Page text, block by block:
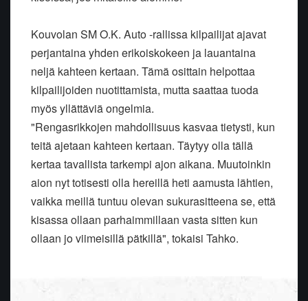
Kouvolan SM O.K. Auto -rallissa kilpailijat ajavat
perjantaina yhden erikoiskokeen ja lauantaina
neljä kahteen kertaan. Tämä osittain helpottaa
kilpailijoiden nuotittamista, mutta saattaa tuoda
myös yllättäviä ongelmia.
"Rengasrikkojen mahdollisuus kasvaa tietysti, kun
teitä ajetaan kahteen kertaan. Täytyy olla tällä
kertaa tavallista tarkempi ajon aikana. Muutoinkin
aion nyt totisesti olla hereillä heti aamusta lähtien,
vaikka meillä tuntuu olevan sukurasitteena se, että
kisassa ollaan parhaimmillaan vasta sitten kun
ollaan jo viimeisillä pätkillä", tokaisi Tahko.